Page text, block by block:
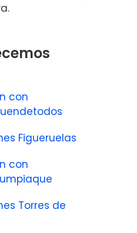
con
Figueruelas
con
Torres de